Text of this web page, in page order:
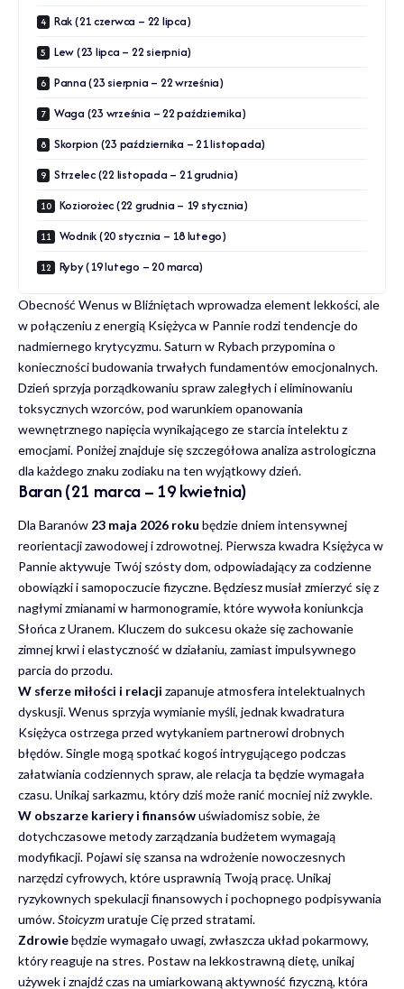
Rak (21 czerwca – 22 lipca)
Lew (23 lipca – 22 sierpnia)
Panna (23 sierpnia – 22 września)
Waga (23 września – 22 października)
Skorpion (23 października – 21 listopada)
Strzelec (22 listopada – 21 grudnia)
Koziorożec (22 grudnia – 19 stycznia)
Wodnik (20 stycznia – 18 lutego)
Ryby (19 lutego – 20 marca)
Obecność Wenus w Bliźniętach wprowadza element lekkości, ale
w połączeniu z energią Księżyca w Pannie rodzi tendencje do
nadmiernego krytycyzmu. Saturn w Rybach przypomina o
konieczności budowania trwałych fundamentów emocjonalnych.
Dzień sprzyja porządkowaniu spraw zaległych i eliminowaniu
toksycznych wzorców, pod warunkiem opanowania
wewnętrznego napięcia wynikającego ze starcia intelektu z
emocjami. Poniżej znajduje się szczegółowa analiza astrologiczna
dla każdego znaku zodiaku na ten wyjątkowy dzień.
Baran (21 marca – 19 kwietnia)
Dla Baranów 23 maja 2026 roku będzie dniem intensywnej
reorientacji zawodowej i zdrowotnej. Pierwsza kwadra Księżyca w
Pannie aktywuje Twój szósty dom, odpowiadający za codzienne
obowiązki i samopoczucie fizyczne. Będziesz musiał zmierzyć się z
nagłymi zmianami w harmonogramie, które wywoła koniunkcja
Słońca z Uranem. Kluczem do sukcesu okaże się zachowanie
zimnej krwi i elastyczność w działaniu, zamiast impulsywnego
parcia do przodu.
W sferze miłości i relacji zapanuje atmosfera intelektualnych
dyskusji. Wenus sprzyja wymianie myśli, jednak kwadratura
Księżyca ostrzega przed wytykaniem partnerowi drobnych
błędów. Single mogą spotkać kogoś intrygującego podczas
załatwiania codziennych spraw, ale relacja ta będzie wymagała
czasu. Unikaj sarkazmu, który dziś może ranić mocniej niż zwykle.
W obszarze kariery i finansówuświadomisz sobie, że
dotychczasowe metody zarządzania budżetem wymagają
modyfikacji. Pojawi się szansa na wdrożenie nowoczesnych
narzędzi cyfrowych, które usprawnią Twoją pracę. Unikaj
ryzykownych spekulacji finansowych i pochopnego podpisywania
umów.Stoicyzmuratuje Cię przed stratami.
Zdrowiebędzie wymagało uwagi, zwłaszcza układ pokarmowy,
który reaguje na stres. Postaw na lekkostrawną dietę, unikaj
używek i znajdź czas na umiarkowaną aktywność fizyczną, która